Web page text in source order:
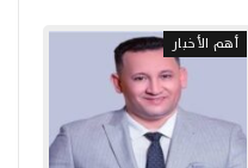
أهم الأخبار